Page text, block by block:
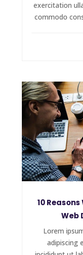
exercitation
commodo
10
Web
Lorem
adipiscing